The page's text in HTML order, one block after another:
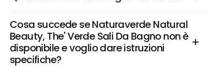
Cosa succede se Naturaverde Natural
Beauty, The' Verde Sali Da Bagno non è
disponibile e voglio dare istruzioni
specifiche?